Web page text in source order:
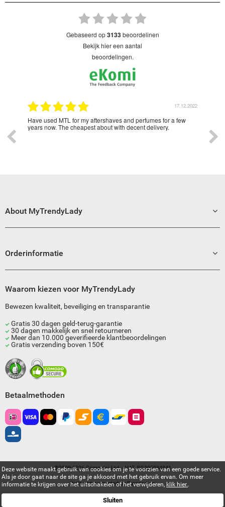
Deze website maakt gebruik van cookies om je te voorzien van een goede service.
Als je door gaat naar de site ga je akkoord met het gebruik ervan. Om meer
informatie te krijgen over het uitschakelen of het verwijderen, klik hier..
Sluiten
gebaseerd op3133beoordelinen
bekijk hier een aantal
beoordelingen.
17.12.2022
Have used MTL for my aftershaves and perfumes for a few
years now. The cheapest about with decent delivery.
About MyTrendyLady
Orderinformatie
Waarom kiezen voor MyTrendyLady
Bewezen kwaliteit, beveiliging en transparantie
Gratis 30 dagen geld-terug-garantie
30 dagen makkelijk en snel retourneren
Meer dan 10.000 geverifieerde klantbeoordelingen
Gratis verzending boven 150€
Betaalmethoden
©2009-2026 Compulsi Ltd. - VAT BG205034841
Built and supported byEurocoders